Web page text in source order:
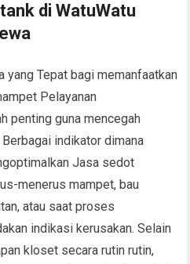
di WatuWatu
yang Tepat bagi memanfaatkan
Pelayanan
penting guna mencegah
indikator dimana
Jasa sedot
menerus mampet, bau
atau saat proses
indikasi kerusakan. Selain
kloset secara rutin rutin,